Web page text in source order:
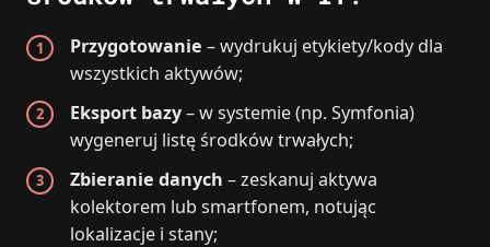
Przygotowanie – wydrukuj etykiety/kody dla
wszystkich aktywów;
Eksport bazy– w systemie (np. Symfonia)
wygeneruj listę środków trwałych;
Zbieranie danych – zeskanuj aktywa
kolektorem lub smartfonem, notując
lokalizacje i stany;